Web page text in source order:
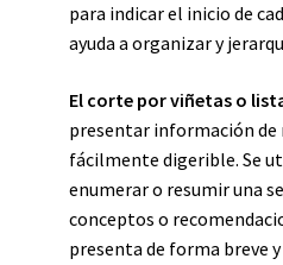
para indicar el inicio de
ayuda a organizar y
El corte por viñetas o
presentar información de
fácilmente digerible. Se
enumerar o resumir una
conceptos o
presenta de forma breve